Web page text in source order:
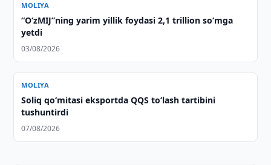
MOLIYA
“O‘zMIJ”ning yarim yillik foydasi 2,1 trillion so‘mga
yetdi
03/08/2026
MOLIYA
Soliq qo‘mitasi eksportda QQS to‘lash tartibini
tushuntirdi
07/08/2026